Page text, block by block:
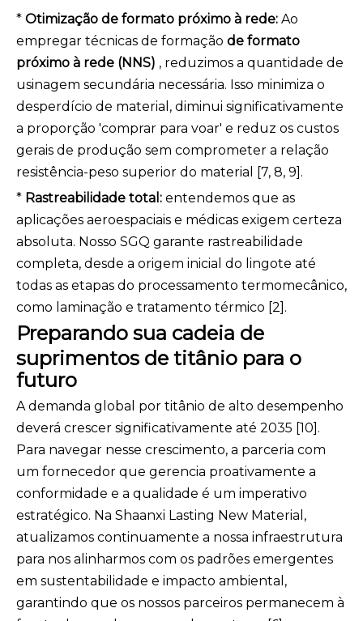
* Otimização de formato próximo à rede: Ao
empregar técnicas de formação de formato
próximo à rede (NNS) , reduzimos a quantidade de
usinagem secundária necessária. Isso minimiza o
desperdício de material, diminui significativamente
a proporção 'comprar para voar' e reduz os custos
gerais de produção sem comprometer a relação
resistência-peso superior do material [7, 8, 9].
* Rastreabilidade total: entendemos que as
aplicações aeroespaciais e médicas exigem certeza
absoluta. Nosso SGQ garante rastreabilidade
completa, desde a origem inicial do lingote até
todas as etapas do processamento termomecânico,
como laminação e tratamento térmico [2].
Preparando sua cadeia de
suprimentos de titânio para o
futuro
A demanda global por titânio de alto desempenho
deverá crescer significativamente até 2035 [10].
Para navegar nesse crescimento, a parceria com
um fornecedor que gerencia proativamente a
conformidade e a qualidade é um imperativo
estratégico. Na Shaanxi Lasting New Material,
atualizamos continuamente a nossa infraestrutura
para nos alinharmos com os padrões emergentes
em sustentabilidade e impacto ambiental,
garantindo que os nossos parceiros permanecem à